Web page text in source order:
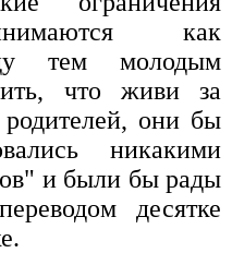
как
тем молодым
что живи за
они бы
никакими
и были бы рады
десятке